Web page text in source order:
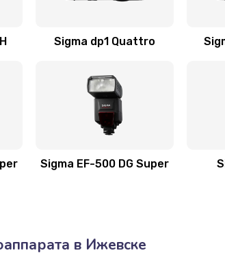
Sigma dp1 Quattro
Sigma EF-500 DG Super
в Ижевске